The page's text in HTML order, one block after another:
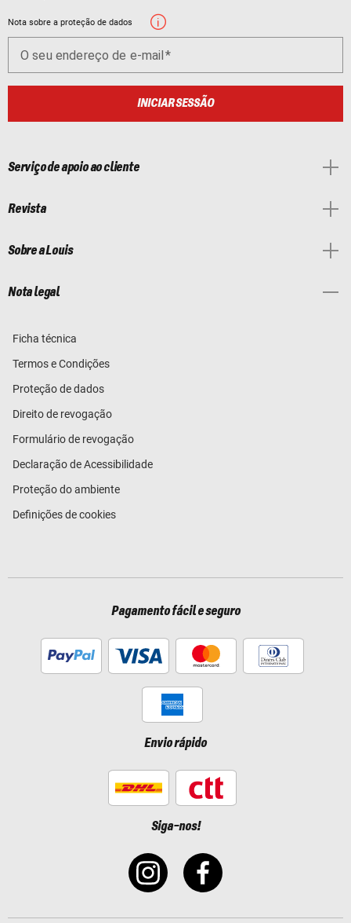
Nota sobre a proteção de dados
O seu endereço de e-mail
INICIAR SESSÃO
Serviço de apoio ao cliente
Revista
Sobre a Louis
Nota legal
Ficha técnica
Termos e Condições
Proteção de dados
Direito de revogação
Formulário de revogação
Declaração de Acessibilidade
Proteção do ambiente
Definições de cookies
Pagamento fácil e seguro
Envio rápido
Siga-nos!